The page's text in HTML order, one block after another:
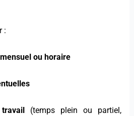
:
ou horaire
(temps plein ou partiel,